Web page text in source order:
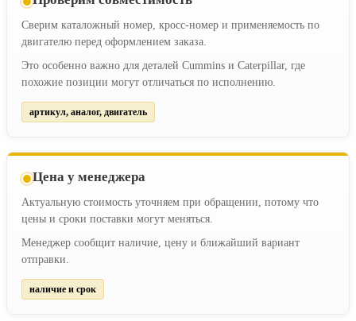
Сверим каталожный номер, кросс-номер и применяемость по
двигателю перед оформлением заказа.
Это особенно важно для деталей Cummins и Caterpillar, где
похожие позиции могут отличаться по исполнению.
артикул, аналог, двигатель
Цена у менеджера
Актуальную стоимость уточняем при обращении, потому что
цены и сроки поставки могут меняться.
Менеджер сообщит наличие, цену и ближайший вариант
отправки.
наличие и срок